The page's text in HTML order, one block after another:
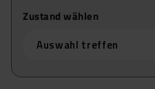
Zustand wählen